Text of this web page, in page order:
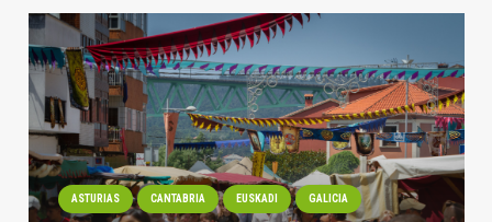
ASTURIAS CANTABRIA EUSKADI GALICIA